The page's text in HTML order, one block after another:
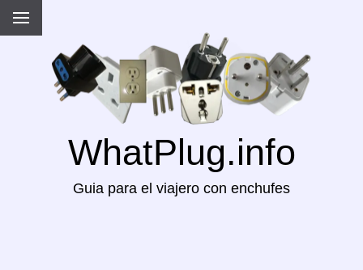
WhatPlug.info
Guia para el viajero con enchufes